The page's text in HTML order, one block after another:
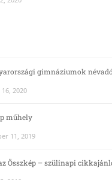
gimnáziumok
2020
műhely
11, 2019
Összkép – szülinapi